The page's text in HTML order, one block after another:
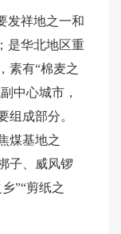
发祥地之一和
是华北地区重
素有“棉麦之
中心城市，
组成部分。
煤基地之
子、威风锣
”“剪纸之